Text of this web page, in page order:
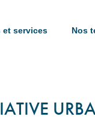
et services Nos